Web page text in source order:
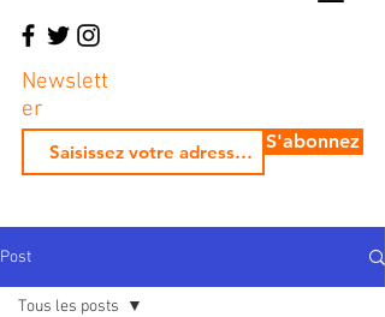
Newslett
er
S'abonnez
Post
Tous les posts